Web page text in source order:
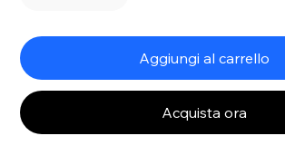
l’insorgenza. Per una pelle
naturalmente uniforme e luminoso.
Aggiungi al carrello
Acquista ora